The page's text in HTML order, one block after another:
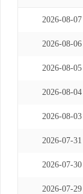
2026-08-07
2026-08-06
2026-08-05
2026-08-04
2026-08-03
2026-07-31
2026-07-30
2026-07-29